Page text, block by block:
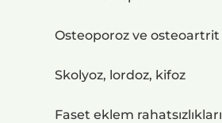
Osteoporoz ve osteoartrit
Skolyoz, lordoz, kifoz
Faset eklem rahatsızlıkları